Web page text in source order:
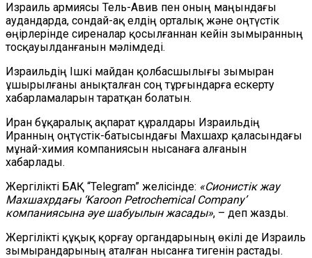
Израиль армиясы Тель-Авив пен оның маңындағы
аудандарда, сондай-ақ елдің орталық және оңтүстік
өңірлерінде сиреналар қосылғаннан кейін зымыранның
тосқауылданғанын мәлімдеді.
Израильдің Ішкі майдан қолбасшылығы зымыран
ұшырылғаны анықталған соң тұрғындарға ескерту
хабарламаларын таратқан болатын.
Иран бұқаралық ақпарат құралдары Израильдің
Иранның оңтүстік-батысындағы Махшахр қаласындағы
мұнай-химия компаниясын нысанаға алғанын
хабарлады.
Жергілікті БАҚ “Telegram” желісінде: «Сионистік жау
Махшахрдағы ‘Karoon Petrochemical Company’
компаниясына әуе шабуылын жасады», – деп жазды.
Жергілікті құқық қорғау органдарының өкілі де Израиль
зымырандарының аталған нысанға тигенін растады.